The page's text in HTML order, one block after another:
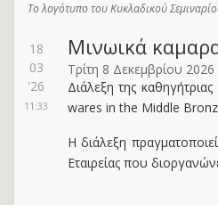
Το λογότυπο του Κυκλαδικού
18
03
'26
11:33
Μινωικά
Τρίτη 8 Δεκεμβρίου 2026
Διάλεξη της
wares in the Middle
Η διάλεξη
Εταιρείας που